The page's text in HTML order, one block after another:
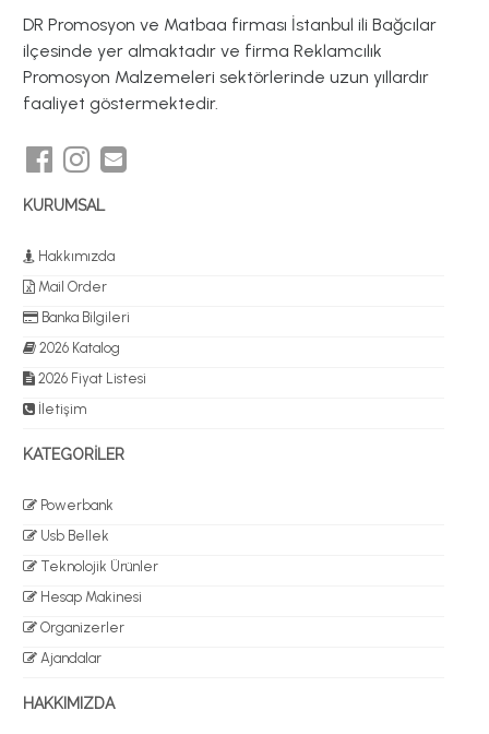
DR Promosyon ve Matbaa firması İstanbul ili Bağcılar
ilçesinde yer almaktadır ve firma Reklamcılık
Promosyon Malzemeleri sektörlerinde uzun yıllardır
faaliyet göstermektedir.
KURUMSAL
Hakkımızda
Mail Order
Banka Bilgileri
2026 Katalog
2026 Fiyat Listesi
İletişim
KATEGORİLER
Powerbank
Usb Bellek
Teknolojik Ürünler
Hesap Makinesi
Organizerler
Ajandalar
HAKKIMIZDA